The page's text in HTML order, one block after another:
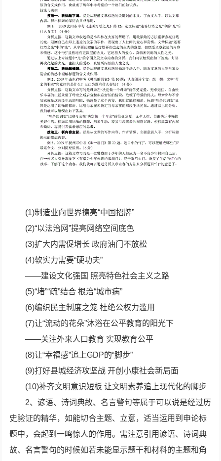
(1)制造业向世界擦亮“中国招牌”
(2)“以法治网”提亮网络空间底色
(3)扩大内需促增长 政府油门不放松
(4)软实力需要“硬功夫”
——建设文化强国 照亮特色社会主义之路
(5)“堵”“疏”结合 根治“城市病”
(6)编织民主制度之笼 杜绝公权力滥用
(7)让“流动的花朵”沐浴在公平教育的阳光下
——关注外来人口教育 实现教育公平
(8)让“幸福感”追上GDP的“脚步”
(9)打好县城经济攻坚战 开创小康社会新局面
(10)补齐文明意识短板 让文明素养追上现代化的脚步
2、谚语、诗词典故、名言警句等属于可以说是经过历
史验证的精华，如能切合主题、立意，适当运用到申论标
题中，会起到一鸣惊人的作用。需注意引用谚语、诗词典
故、名言警句的时候如若未能显示题干和材料的主题和角